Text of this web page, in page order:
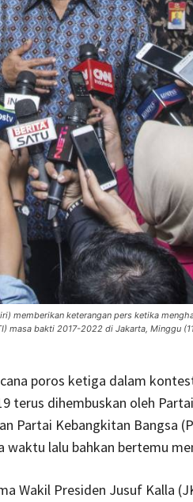
memberikan keterangan pers ketika
masa bakti 2017-2022 di Jakarta, Minggu
poros ketiga dalam
terus dihembuskan oleh
Partai Kebangkitan Bangsa
waktu lalu bahkan bertemu
Wakil Presiden Jusuf Kalla